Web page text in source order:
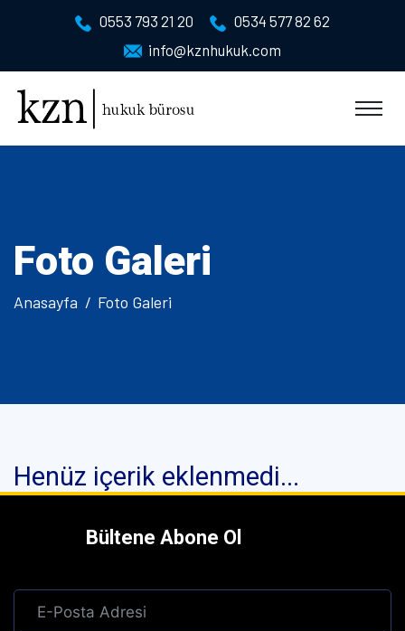
0553 793 21 20
0534 577 82 62
info@kznhukuk.com
Foto Galeri
Anasayfa Foto Galeri
Henüz içerik eklenmedi...
Bültene Abone Ol